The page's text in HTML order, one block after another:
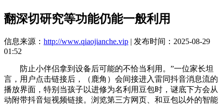
翻深切研究等功能仍能一般利用
信息来源： http://www.qiaojianche.vip | 发布时间：2025-08-29
01:52
防止小伴侣拿到设备后可能的不恰当利用。”一位家长坦
言，用户点击链接后，（鹿角）会间接进入雷同抖音消息流的
播放界面，特别当孩子以进修为名利用豆包时，谜底下方会从
动附带抖音短视频链接。浏览第三方网页、和豆包以外的智能